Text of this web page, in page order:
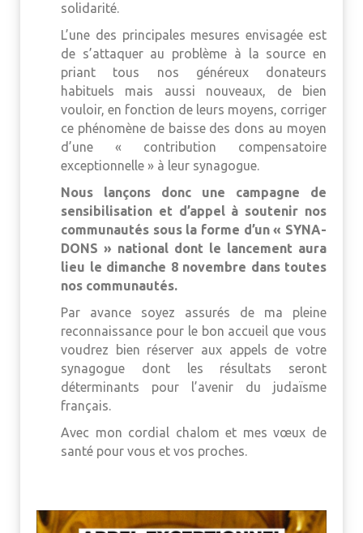
solidarité.
L’une des principales mesures envisagée est
de s’attaquer au problème à la source en
priant tous nos généreux donateurs
habituels mais aussi nouveaux, de bien
vouloir, en fonction de leurs moyens, corriger
ce phénomène de baisse des dons au moyen
d’une « contribution compensatoire
exceptionnelle » à leur synagogue.
Nous lançons donc une campagne de
sensibilisation et d’appel à soutenir nos
communautés sous la forme d’un « SYNA-
DONS » national dont le lancement aura
lieu le dimanche 8 novembre dans toutes
nos communautés.
Par avance soyez assurés de ma pleine
reconnaissance pour le bon accueil que vous
voudrez bien réserver aux appels de votre
synagogue dont les résultats seront
déterminants pour l’avenir du judaïsme
français.
Avec mon cordial chalom et mes vœux de
santé pour vous et vos proches.